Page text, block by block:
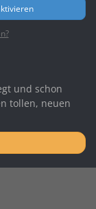
und schon
tollen, neuen